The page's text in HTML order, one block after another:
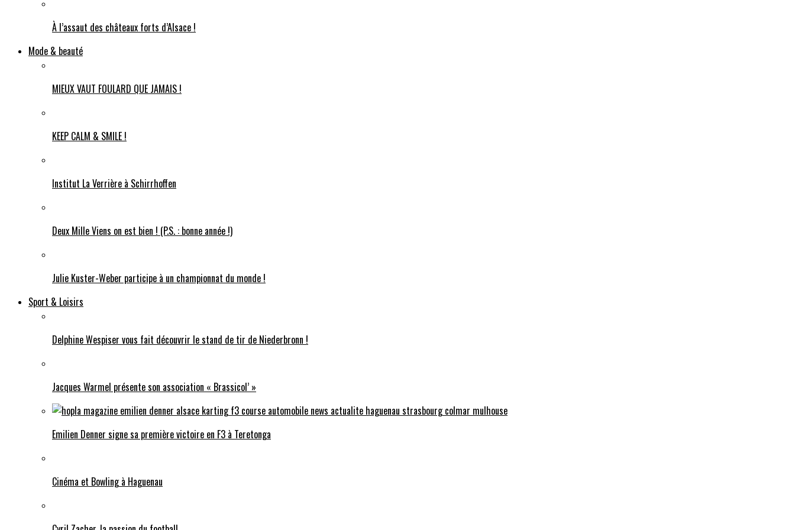
À l’assaut des châteaux forts d’Alsace !
Mode & beauté
MIEUX VAUT FOULARD QUE JAMAIS !
KEEP CALM & SMILE !
Institut La Verrière à Schirrhoffen
Deux Mille Viens on est bien ! (P.S. : bonne année !)
Julie Kuster-Weber participe à un championnat du monde !
Sport & Loisirs
Delphine Wespiser vous fait découvrir le stand de tir de Niederbronn !
Jacques Warmel présente son association « Brassicol’ »
Emilien Denner signe sa première victoire en F3 à Teretonga
Cinéma et Bowling à Haguenau